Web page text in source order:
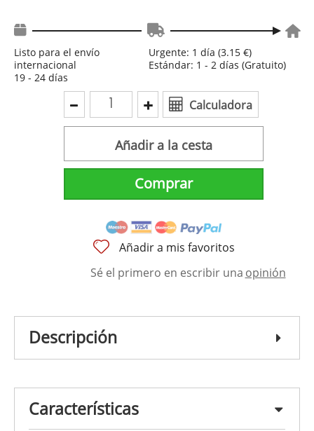
Listo para el envío
internacional
19 - 24 días
Urgente: 1 día (3.15 €)
Estándar: 1 - 2 días (Gratuito)
Calculadora
Añadir a la cesta
Comprar
Añadir a mis favoritos
Sé el primero en escribir una opinión
Descripción
Características